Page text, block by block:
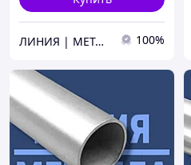
ЛИНИЯ | МЕТАЛЛА 100%